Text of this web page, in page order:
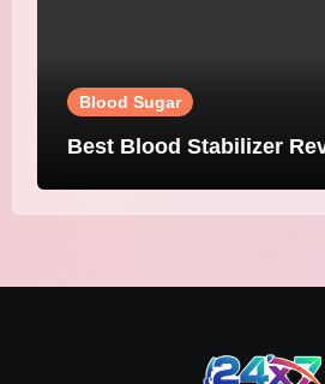
Blood Sugar
Best Blood Stabilizer